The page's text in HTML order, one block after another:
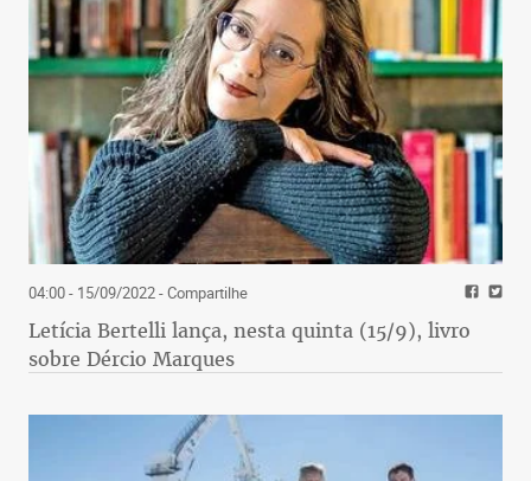
04:00 - 15/09/2022- Compartilhe
Letícia Bertelli lança, nesta quinta (15/9), livro
sobre Dércio Marques